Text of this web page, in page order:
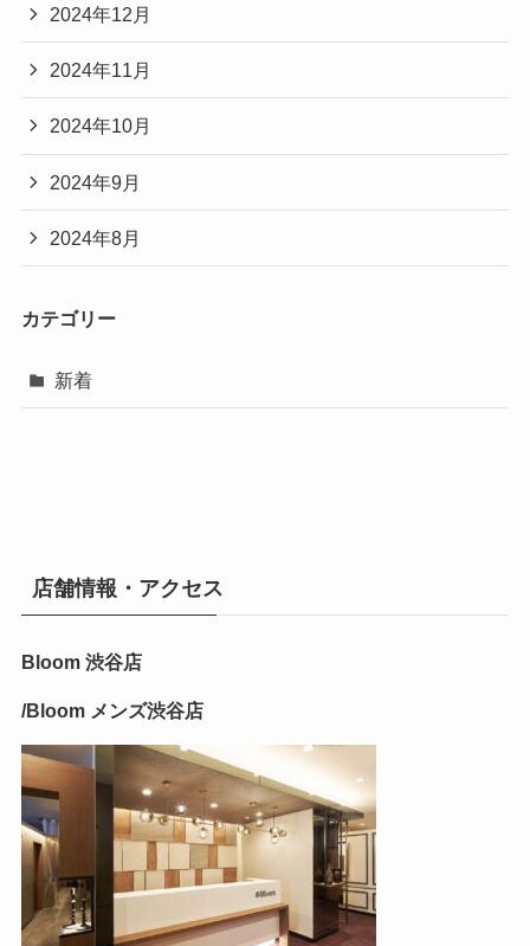
2024年12月
2024年11月
2024年10月
2024年9月
2024年8月
カテゴリー
新着
店舗情報・アクセス
Bloom 渋谷店
/Bloom メンズ渋谷店